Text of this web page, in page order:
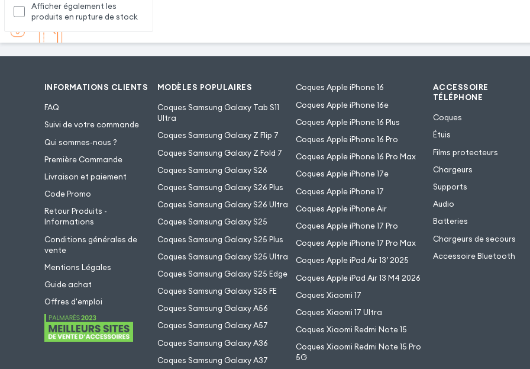
Afficher également les
produits en rupture de stock
INFORMATIONS CLIENTS
FAQ
Suivi de votre commande
Qui sommes-nous ?
Première Commande
Livraison et paiement
Code Promo
Retour Produits -
Informations
Conditions générales de
vente
Mentions Légales
Guide achat
Offres d'emploi
MODÈLES POPULAIRES
Coques Samsung Galaxy Tab S11
Ultra
Coques Samsung Galaxy Z Flip 7
Coques Samsung Galaxy Z Fold 7
Coques Samsung Galaxy S26
Coques Samsung Galaxy S26 Plus
Coques Samsung Galaxy S26 Ultra
Coques Samsung Galaxy S25
Coques Samsung Galaxy S25 Plus
Coques Samsung Galaxy S25 Ultra
Coques Samsung Galaxy S25 Edge
Coques Samsung Galaxy S25 FE
Coques Samsung Galaxy A56
Coques Samsung Galaxy A57
Coques Samsung Galaxy A36
Coques Samsung Galaxy A37
Coques Apple iPhone 16
Coques Apple iPhone 16e
Coques Apple iPhone 16 Plus
Coques Apple iPhone 16 Pro
Coques Apple iPhone 16 Pro Max
Coques Apple iPhone 17e
Coques Apple iPhone 17
Coques Apple iPhone Air
Coques Apple iPhone 17 Pro
Coques Apple iPhone 17 Pro Max
Coques Apple iPad Air 13’ 2025
Coques Apple iPad Air 13 M4 2026
Coques Xiaomi 17
Coques Xiaomi 17 Ultra
Coques Xiaomi Redmi Note 15
Coques Xiaomi Redmi Note 15 Pro
5G
ACCESSOIRE
TÉLÉPHONE
Coques
Étuis
Films protecteurs
Chargeurs
Supports
Audio
Batteries
Chargeurs de secours
Accessoire Bluetooth